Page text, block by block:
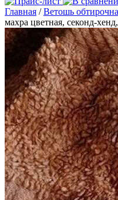
Главная /Ветошь
махра цветная, секонд-